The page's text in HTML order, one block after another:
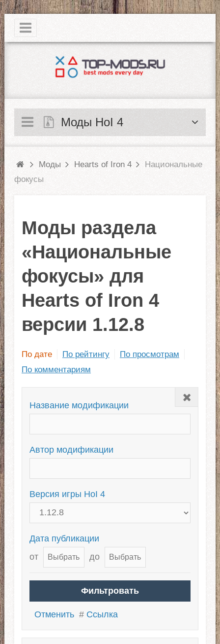
|
Моды HoI 4
Моды Hearts of Iron 4
Национальные
фокусы
Моды раздела
«Национальные
фокусы» для
Hearts of Iron 4
версии 1.12.8
По дате По рейтингу
По просмотрам
По комментариям
Закрыть
Название модификации
Автор модификации
Версия игры HoI 4
Дата публикации
от
до
Отменить # Ссылка